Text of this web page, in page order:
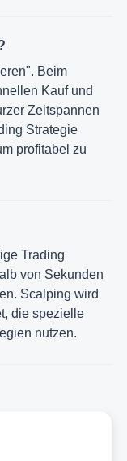
Beim
Kauf und
Zeitspannen
Strategie
profitabel zu
Trading
von Sekunden
Scalping wird
die spezielle
nutzen.